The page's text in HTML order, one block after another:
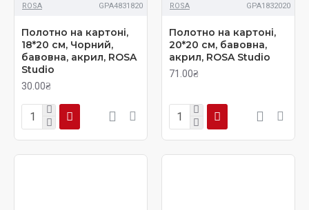
ROSA GPA4831820
Полотно на картоні,
18*20 см, Чорний,
бавовна, акрил, ROSA
Studio
30.00₴
ROSA GPA1832020
Полотно на картоні,
20*20 см, бавовна,
акрил, ROSA Studio
71.00₴